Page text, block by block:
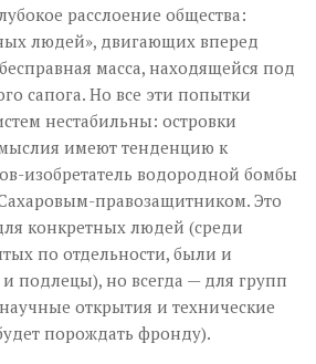
расслоение общества:
людей», двигающих вперед
масса, находящейся под
сапога. Но все эти попытки
нестабильны: островки
имеют тенденцию к
изобретатель водородной бомбы
правозащитником. Это
конкретных людей (среди
по отдельности, были и
подлецы), но всегда — для групп
открытия и технические
порождать фронду).